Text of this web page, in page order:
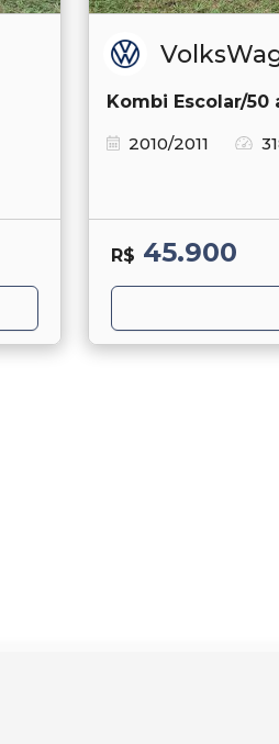
Kombi Escolar/50
2010/2011
R$ 45.900